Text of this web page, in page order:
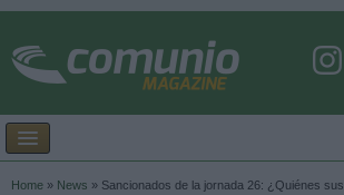
Home » News » Sancionados de la jornada 26: ¿Quiénes